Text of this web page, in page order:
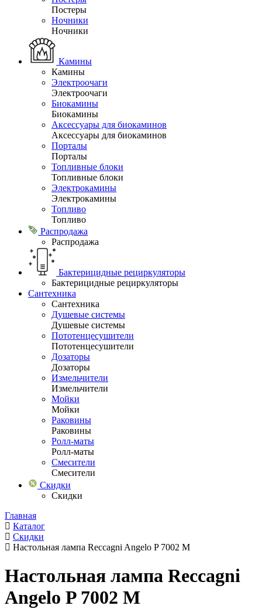
Постеры
Ночники
Ночники
Камины
Камины
Электроочаги
Электроочаги
Биокамины
Биокамины
Аксессуары для биокаминов
Аксессуары для биокаминов
Порталы
Порталы
Топливные блоки
Топливные блоки
Электрокамины
Электрокамины
Топливо
Топливо
Распродажа
Распродажа
Бактерицидные рециркуляторы
Бактерицидные рециркуляторы
Сантехника
Сантехника
Душевые системы
Душевые системы
Пототенцесушители
Пототенцесушители
Дозаторы
Дозаторы
Измельчители
Измельчители
Мойки
Мойки
Раковины
Раковины
Ролл-маты
Ролл-маты
Смесители
Смесители
Скидки
Скидки
Главная
Каталог
Скидки
Настольная лампа Reccagni Angelo P 7002 M
Настольная лампа Reccagni
Angelo P 7002 M